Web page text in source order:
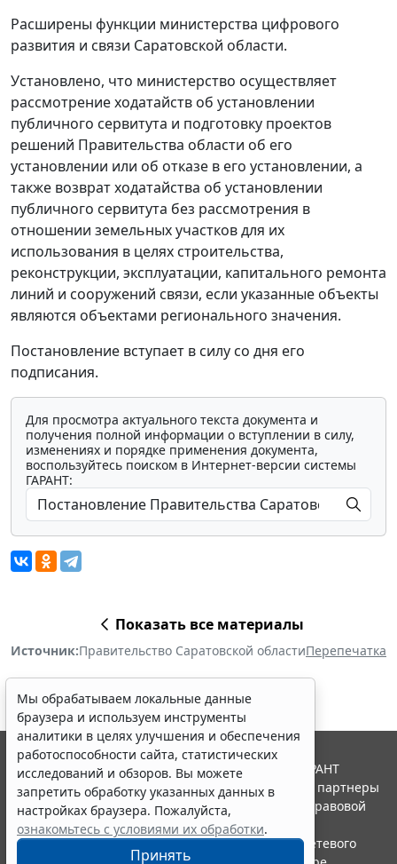
Расширены функции министерства цифрового
развития и связи Саратовской области.
Установлено, что министерство осуществляет
рассмотрение ходатайств об установлении
публичного сервитута и подготовку проектов
решений Правительства области об его
установлении или об отказе в его установлении, а
также возврат ходатайства об установлении
публичного сервитута без рассмотрения в
отношении земельных участков для их
использования в целях строительства,
реконструкции, эксплуатации, капитального ремонта
линий и сооружений связи, если указанные объекты
являются объектами регионального значения.
Постановление вступает в силу со дня его
подписания.
Для просмотра актуального текста документа и
получения полной информации о вступлении в силу,
изменениях и порядке применения документа,
воспользуйтесь поиском в Интернет-версии системы
ГАРАНТ:
Показать все материалы
Источник:Правительство Саратовской областиПерепечатка
Мы обрабатываем локальные данные
браузера и используем инструменты
аналитики в целях улучшения и обеспечения
работоспособности сайта, статистических
исследований и обзоров. Вы можете
запретить обработку указанных данных в
настройках браузера. Пожалуйста,
ознакомьтесь с условиями их обработки.
Принять
© ООО "НПП "ГАРАНТ-СЕРВИС", 2026. Система ГАРАНТ
выпускается с 1990 года. Компания "Гарант" и ее партнеры
являются участниками Российской ассоциации правовой
информации ГАРАНТ.
Портал ГАРАНТ.РУ зарегистрирован в качестве сетевого